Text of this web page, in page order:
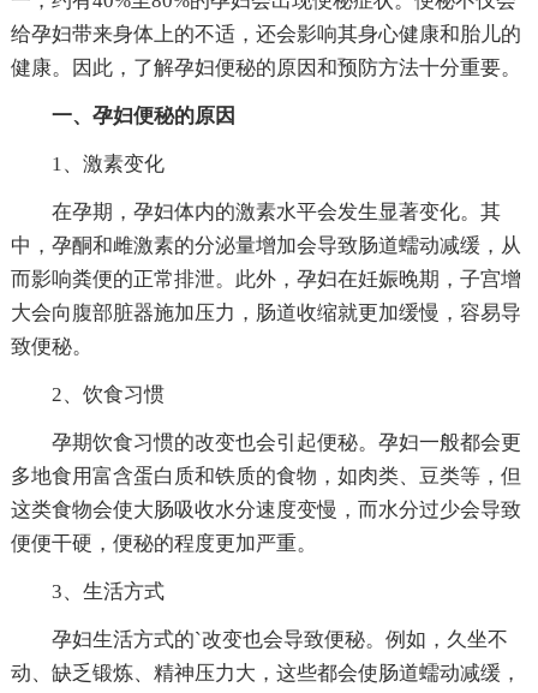
给孕妇带来身体上的不适，还会影响其身心健康和胎儿的
健康。因此，了解孕妇便秘的原因和预防方法十分重要。
一、孕妇便秘的原因
1、激素变化
在孕期，孕妇体内的激素水平会发生显著变化。其
中，孕酮和雌激素的分泌量增加会导致肠道蠕动减缓，从
而影响粪便的正常排泄。此外，孕妇在妊娠晚期，子宫增
大会向腹部脏器施加压力，肠道收缩就更加缓慢，容易导
致便秘。
2、饮食习惯
孕期饮食习惯的改变也会引起便秘。孕妇一般都会更
多地食用富含蛋白质和铁质的食物，如肉类、豆类等，但
这类食物会使大肠吸收水分速度变慢，而水分过少会导致
便便干硬，便秘的程度更加严重。
3、生活方式
孕妇生活方式的`改变也会导致便秘。例如，久坐不
动、缺乏锻炼、精神压力大，这些都会使肠道蠕动减缓，